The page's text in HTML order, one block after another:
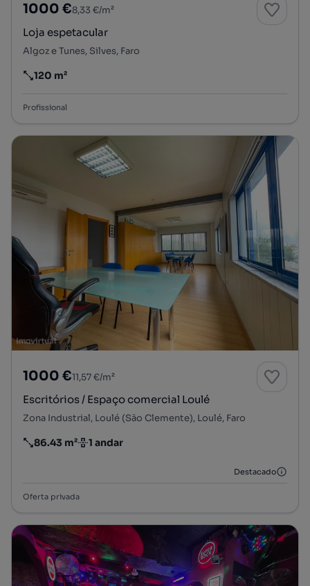
1000 €8,33 €/m²
Loja espetacular
Algoz e Tunes, Silves, Faro
Preço por metro quadrado
120 m²
Profissional
1000 €11,57 €/m²
Escritórios / Espaço comercial Loulé
Zona Industrial, Loulé (São Clemente), Loulé, Faro
Preço por metro quadrado
86.43 m²
Andar 1 andar
Destacado
Oferta privada